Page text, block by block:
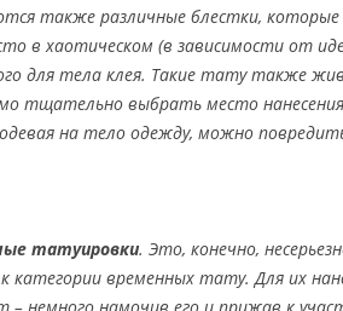
также различные блестки,
в хаотическом (в зависимости от
для тела клея. Такие тату также
тщательно выбрать место
на тело одежду, можно
татуировки. Это, конечно,
категории временных тату. Для их